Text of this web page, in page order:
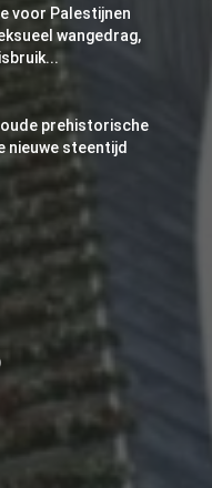
voor Palestijnen
wangedrag,
oude prehistorische
nieuwe steentijd